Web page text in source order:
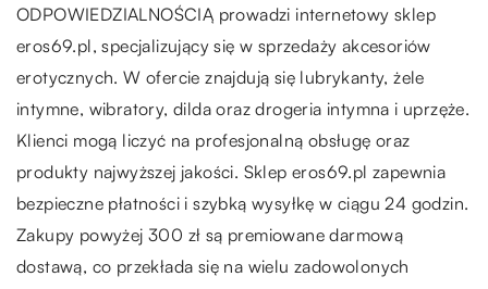
ODPOWIEDZIALNOŚCIĄ prowadzi internetowy sklep
eros69.pl, specjalizujący się w sprzedaży akcesoriów
erotycznych. W ofercie znajdują się lubrykanty, żele
intymne, wibratory, dilda oraz drogeria intymna i uprzęże.
Klienci mogą liczyć na profesjonalną obsługę oraz
produkty najwyższej jakości. Sklep eros69.pl zapewnia
bezpieczne płatności i szybką wysyłkę w ciągu 24 godzin.
Zakupy powyżej 300 zł są premiowane darmową
dostawą, co przekłada się na wielu zadowolonych